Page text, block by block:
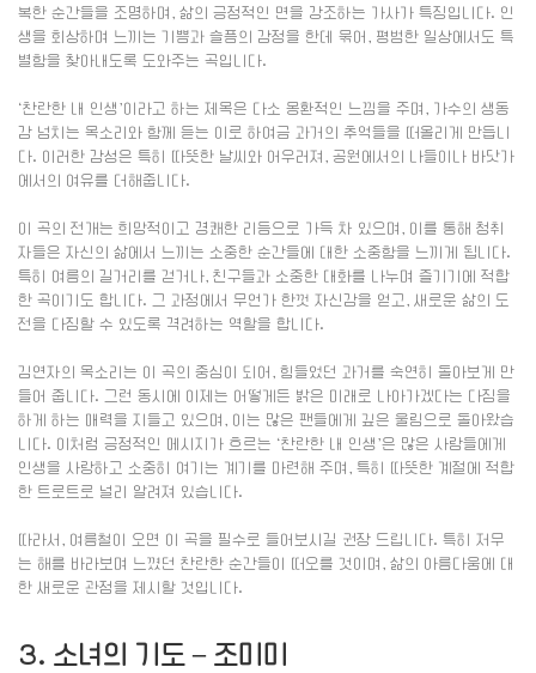
복한 순간들을 조명하며, 삶의 긍정적인 면을 강조하는 가사가 특징입니다. 인
생을 회상하며 느끼는 기쁨과 슬픔의 감정을 한데 묶어, 평범한 일상에서도 특
별함을 찾아내도록 도와주는 곡입니다.
‘찬란한 내 인생’이라고 하는 제목은 다소 몽환적인 느낌을 주며, 가수의 생동
감 넘치는 목소리와 함께 듣는 이로 하여금 과거의 추억들을 떠올리게 만듭니
다. 이러한 감성은 특히 따뜻한 날씨와 어우러져, 공원에서의 나들이나 바닷가
에서의 여유를 더해줍니다.
이 곡의 전개는 희망적이고 경쾌한 리듬으로 가득 차 있으며, 이를 통해 청취
자들은 자신의 삶에서 느끼는 소중한 순간들에 대한 소중함을 느끼게 됩니다.
특히 여름의 길거리를 걷거나, 친구들과 소중한 대화를 나누며 즐기기에 적합
한 곡이기도 합니다. 그 과정에서 무언가 한껏 자신감을 얻고, 새로운 삶의 도
전을 다짐할 수 있도록 격려하는 역할을 합니다.
김연자의 목소리는 이 곡의 중심이 되어, 힘들었던 과거를 숙연히 돌아보게 만
들어 줍니다. 그런 동시에 이제는 어떻게든 밝은 미래로 나아가겠다는 다짐을
하게 하는 매력을 지들고 있으며, 이는 많은 팬들에게 깊은 울림으로 돌아왔습
니다. 이처럼 긍정적인 메시지가 흐르는 ‘찬란한 내 인생’은 많은 사람들에게
인생을 사랑하고 소중히 여기는 계기를 마련해 주며, 특히 따뜻한 계절에 적합
한 트로트로 널리 알려져 있습니다.
따라서, 여름철이 오면 이 곡을 필수로 들어보시길 권장 드립니다. 특히 저무
는 해를 바라보며 느꼈던 찬란한 순간들이 떠오를 것이며, 삶의 아름다움에 대
한 새로운 관점을 제시할 것입니다.
3. 소녀의 기도 – 조미미